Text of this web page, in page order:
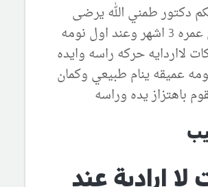
دكتور طمني الله يرضى
عنك طفلي عمره 3 اشهر وعند اول نومه
لااردايه حركه راسه وايده
عميقه ينام طبيعي وكمان
باهتزاز يده وراسه
لا ارادية عند